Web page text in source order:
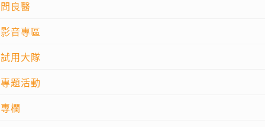
問良醫
影音專區
試用大隊
專題活動
專欄